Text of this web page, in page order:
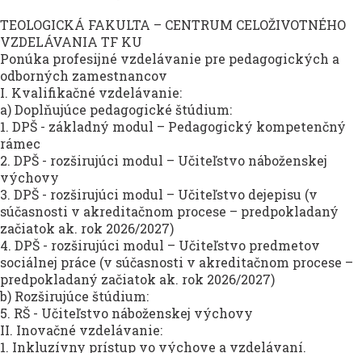
TEOLOGICKÁ FAKULTA – CENTRUM CELOŽIVOTNÉHO
VZDELÁVANIA TF KU
Ponúka profesijné vzdelávanie pre pedagogických a
odborných zamestnancov
I. Kvalifikačné vzdelávanie:
a) Doplňujúce pedagogické štúdium:
1. DPŠ - základný modul – Pedagogický kompetenčný
rámec
2. DPŠ - rozširujúci modul – Učiteľstvo náboženskej
výchovy
3. DPŠ - rozširujúci modul – Učiteľstvo dejepisu (v
súčasnosti v akreditačnom procese – predpokladaný
začiatok ak. rok 2026/2027)
4. DPŠ - rozširujúci modul – Učiteľstvo predmetov
sociálnej práce (v súčasnosti v akreditačnom procese –
predpokladaný začiatok ak. rok 2026/2027)
b) Rozširujúce štúdium:
5. RŠ - Učiteľstvo náboženskej výchovy
II. Inovačné vzdelávanie:
1. Inkluzívny prístup vo výchove a vzdelávaní.